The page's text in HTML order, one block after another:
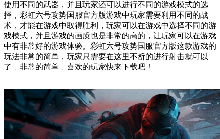
使用不同的武器，并且玩家还可以进行不同的游戏模式的选
择，彩虹六号攻势国服官方版游戏中玩家需要利用不同的战
术，才能在游戏中取得胜利，玩家可以在游戏中选择不同的游
戏模式，并且游戏的画质也是非常的高的，让玩家可以在游戏
中有非常好的游戏体验。彩虹六号攻势国服官方版这款游戏的
玩法非常的简单，玩家只需要在这里不断的进行射击就可以
了，非常的简单，喜欢的玩家快来下载吧！